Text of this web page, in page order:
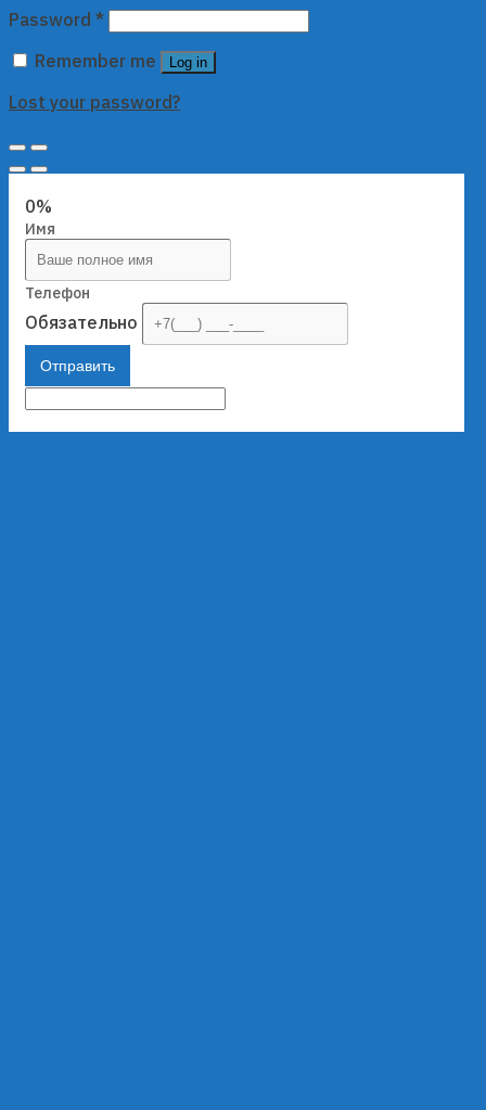
Password *
Remember me
Log in
Lost your password?
0%
Имя
Телефон
Обязательно
Отправить